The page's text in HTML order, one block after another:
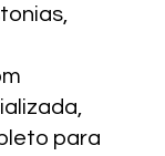
para